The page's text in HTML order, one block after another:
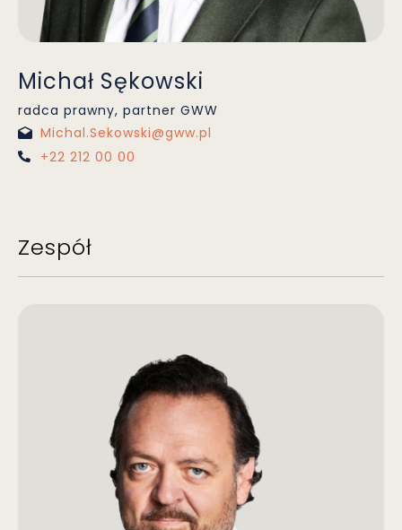
Michał Sękowski
radca prawny, partner GWW
Michal.Sekowski@gww.pl
+22 212 00 00
Zespół